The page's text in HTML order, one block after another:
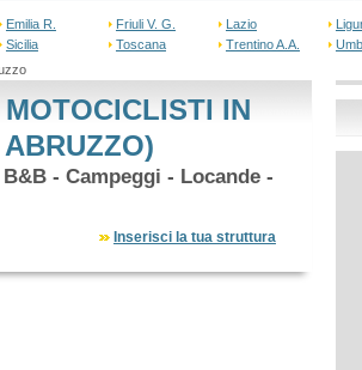
Emilia R. Friuli V. G. Lazio
Sicilia Toscana Trentino A.A.
IN
- Campeggi - Locande -
Inserisci la tua struttura